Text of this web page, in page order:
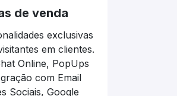
de venda
exclusivas
em clientes.
Online, PopUps
com Email
Sociais, Google